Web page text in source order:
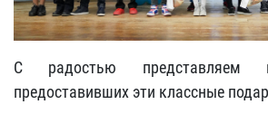
С радостью представляем
предоставивших эти классные